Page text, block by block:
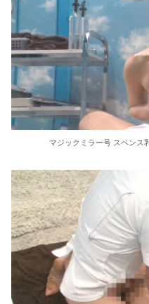
マジックミラー号 スペンス